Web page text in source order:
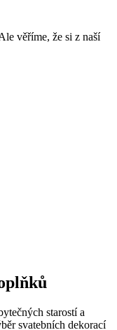
věříme, že si z naší
starostí a
svatebních dekorací